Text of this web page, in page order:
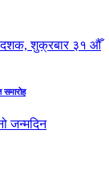
समारोह